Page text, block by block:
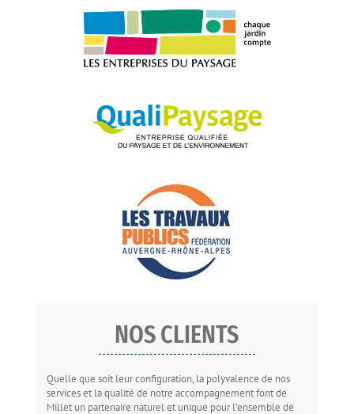
NOS CLIENTS
Quelle que soit leur configuration, la polyvalence de nos
services et la qualité de notre accompagnement font de
Millet un partenaire naturel et unique pour l’ensemble de